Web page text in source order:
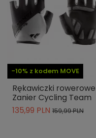
-10% z kodem MOVE
Rękawiczki rowerowe
Zanier Cycling Team
135,99 PLN 159,99 PLN